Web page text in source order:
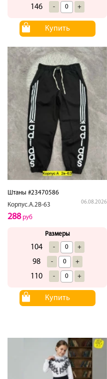
146 - +
Купить
Штаны #23470586
Корпус.А.2В-63
06.08.2026
288руб
Размеры
104 - +
98 - +
110 - +
Купить